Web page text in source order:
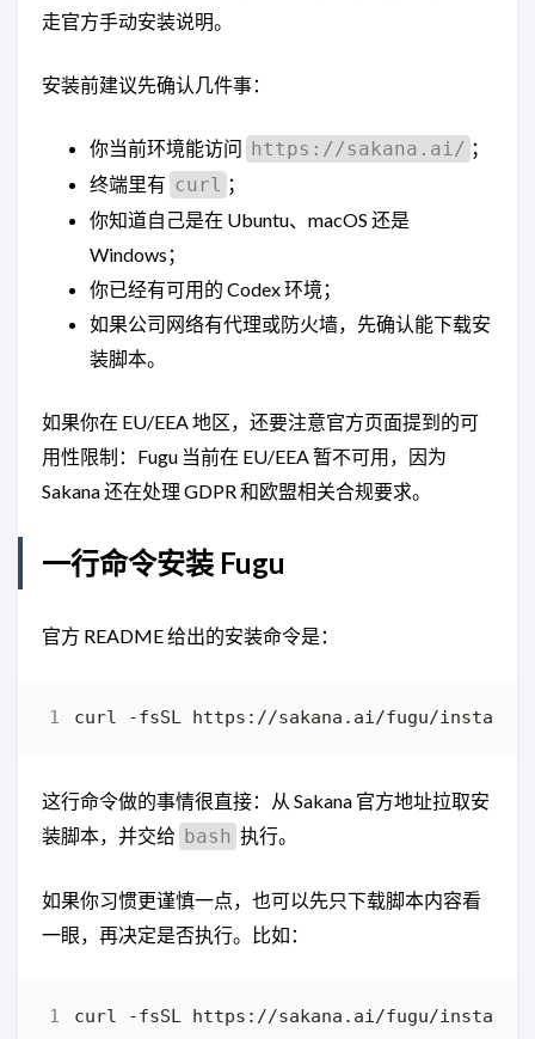
走官方手动安装说明。
安装前建议先确认几件事：
你当前环境能访问 https://sakana.ai/ ；
终端里有 curl ；
你知道自己是在 Ubuntu、macOS 还是
Windows；
你已经有可用的 Codex 环境；
如果公司网络有代理或防火墙，先确认能下载安
装脚本。
如果你在 EU/EEA 地区，还要注意官方页面提到的可
用性限制：Fugu 当前在 EU/EEA 暂不可用，因为
Sakana 还在处理 GDPR 和欧盟相关合规要求。
一行命令安装 Fugu
官方 README 给出的安装命令是：
curl -fsSL https://sakana.ai/fugu/install
这行命令做的事情很直接：从 Sakana 官方地址拉取安
装脚本，并交给 bash 执行。
如果你习惯更谨慎一点，也可以先只下载脚本内容看
一眼，再决定是否执行。比如：